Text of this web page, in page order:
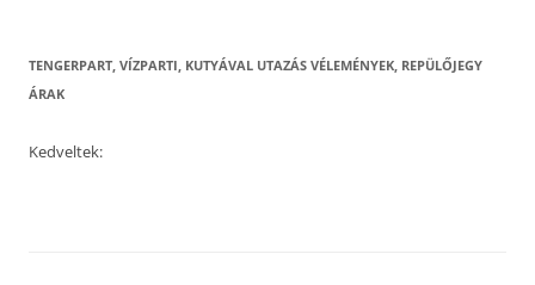
TENGERPART, VÍZPARTI, KUTYÁVAL UTAZÁS VÉLEMÉNYEK, REPÜLŐJEGY
ÁRAK
Kedveltek: